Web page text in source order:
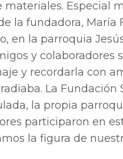
materiales. Especial
la fundadora, María
en la parroquia
y colaboradores
y recordarla con
La Fundación
la propia
participaron en
la figura de